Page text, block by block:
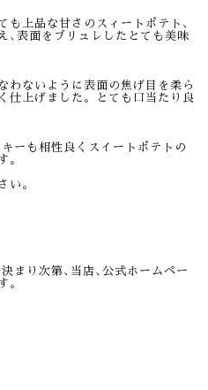
も上品な甘さのスィートポテト､
､表面をブリュレしたとても美味
わないように表面の焦げ目を柔ら
仕上げました。とても口当たり良
ーも相性良くスイートポテトの
。
い。
まり次第､当店､公式ホームペー
。